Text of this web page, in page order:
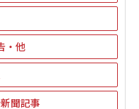
・他
聞記事